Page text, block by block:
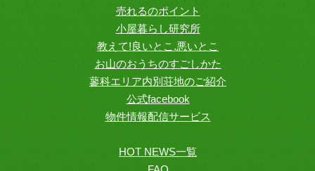
売れるのポイント
小屋暮らし研究所
教えて!良いとこ.悪いとこ
お山のおうちのすごしかた
蓼科エリア内別荘地のご紹介
公式facebook
物件情報配信サービス
HOT NEWS一覧